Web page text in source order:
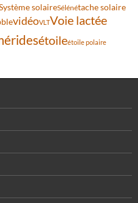
solaireSélénétache solaire
vidéoVLTVoie lactée
étoileétoile polaire